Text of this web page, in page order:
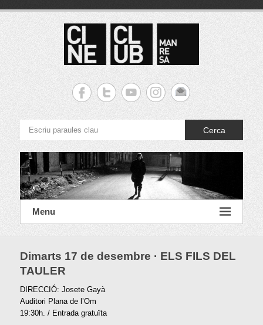
c
Cineclub Manresa
Cerca
Menu
Dimarts 17 de desembre · ELS FILS DEL
TAULER
DIRECCIÓ: Josete Gayà
Auditori Plana de l’Om
19:30h. / Entrada gratuïta